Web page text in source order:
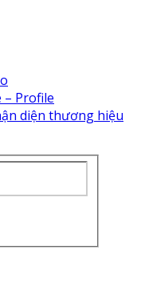
– Profile
diện thương hiệu